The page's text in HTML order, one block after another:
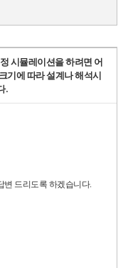
시뮬레이션을 하려면 어
기에 따라 설계나 해석시
.
변 드리도록 하겠습니다.